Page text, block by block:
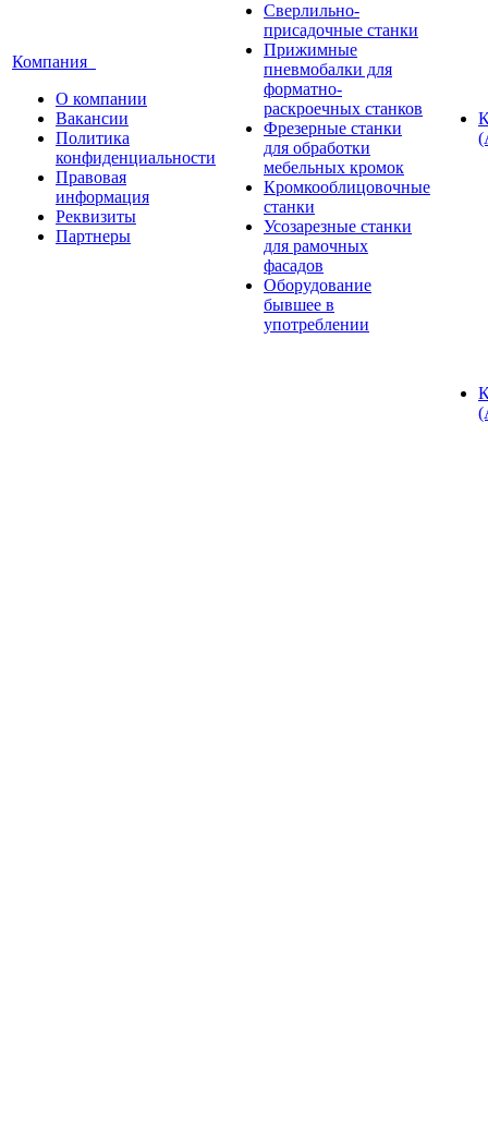
Компания
О компании
Вакансии
Политика
конфиденциальности
Правовая
информация
Реквизиты
Партнеры
Сверлильно-
присадочные станки
Прижимные
пневмобалки для
форматно-
раскроечных станков
Фрезерные станки
для обработки
мебельных кромок
Кромкооблицовочные
станки
Усозарезные станки
для рамочных
фасадов
Оборудование
бывшее в
употреблении